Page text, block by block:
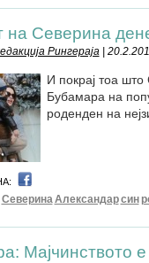
на Северина
Рингераја|
И покрај тоа
Бубамара на
роденден на
СеверинаАлександарсин
Мајчинството